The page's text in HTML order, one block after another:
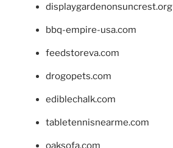
displaygardenonsuncrest.org
bbq-empire-usa.com
feedstoreva.com
drogopets.com
ediblechalk.com
tabletennisnearme.com
oaksofa.com